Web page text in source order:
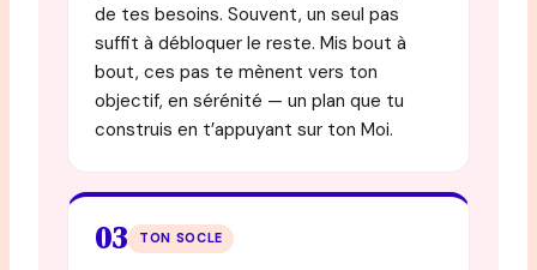
de tes besoins. Souvent, un seul pas
suffit à débloquer le reste. Mis bout à
bout, ces pas te mènent vers ton
objectif, en sérénité — un plan que tu
construis en t’appuyant sur ton Moi.
03 TON SOCLE